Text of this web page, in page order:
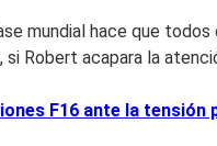
mundial hace que
Robert acapara la
F16 ante la tensión